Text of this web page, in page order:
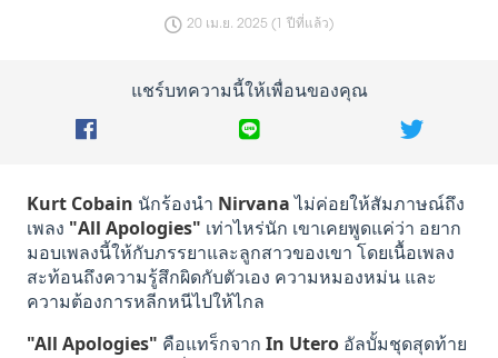
20 เม.ย. 2025 (1 ปีที่แล้ว)
แชร์บทความนี้ให้เพื่อนของคุณ
Kurt Cobain นักร้องนำ Nirvanaไม่ค่อยให้สัมภาษณ์ถึง
เพลง "All Apologies" เท่าไหร่นัก เขาเคยพูดแค่ว่า อยาก
มอบเพลงนี้ให้กับภรรยาและลูกสาวของเขา โดยเนื้อเพลง
สะท้อนถึงความรู้สึกผิดกับตัวเอง ความหมองหม่น และ
ความต้องการหลีกหนีไปให้ไกล
"All Apologies" คือแทร็กจาก In Utero อัลบั้มชุดสุดท้าย